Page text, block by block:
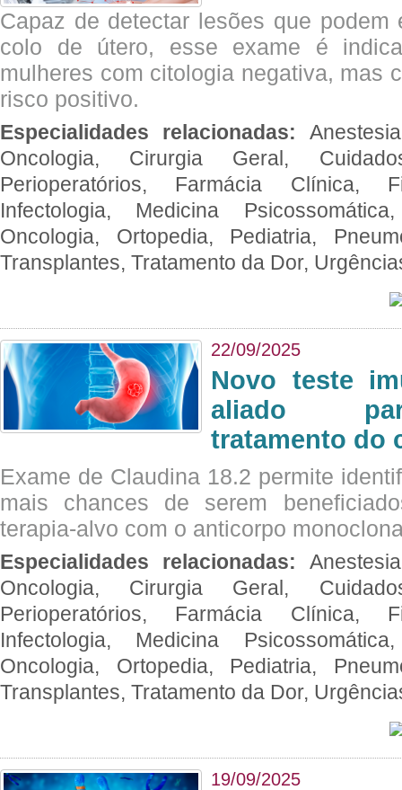
Capaz de detectar lesões que
colo de útero, esse exame é
mulheres com citologia negativa, mas
risco positivo.
Especialidades relacionadas:
Oncologia, Cirurgia Geral,
Perioperatórios, Farmácia Clínica,
Infectologia, Medicina
Oncologia, Ortopedia, Pediatria,
Transplantes, Tratamento da Dor,
22/09/2025
Novo teste
aliado
tratamento do
Exame de Claudina 18.2 permite
mais chances de serem
terapia-alvo com o anticorpo
Especialidades relacionadas:
Oncologia, Cirurgia Geral,
Perioperatórios, Farmácia Clínica,
Infectologia, Medicina
Oncologia, Ortopedia, Pediatria,
Transplantes, Tratamento da Dor,
19/09/2025